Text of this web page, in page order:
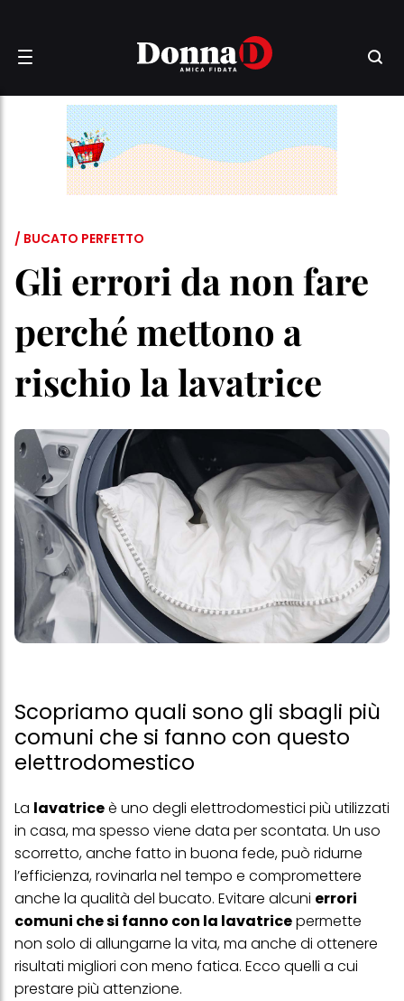
/ BUCATO PERFETTO
Gli errori da non fare
perché mettono a
rischio la lavatrice
Scopriamo quali sono gli sbagli più
comuni che si fanno con questo
elettrodomestico
La lavatriceè uno degli elettrodomestici più utilizzati
in casa, ma spesso viene data per scontata. Un uso
scorretto, anche fatto in buona fede, può ridurne
l’efficienza, rovinarla nel tempo e compromettere
anche la qualità del bucato. Evitare alcuni errori
comuni che si fanno con la lavatricepermette
non solo di allungarne la vita, ma anche di ottenere
risultati migliori con meno fatica. Ecco quelli a cui
prestare più attenzione.